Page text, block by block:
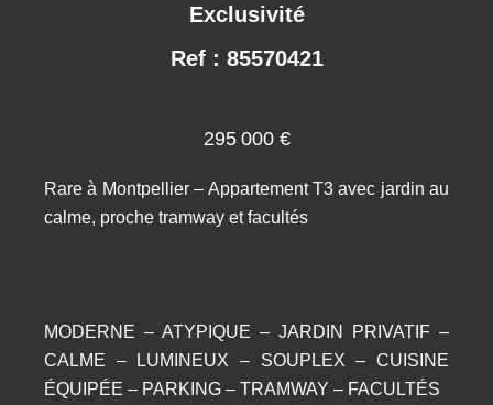
Exclusivité
Ref : 85570421
295 000 €
Rare à Montpellier – Appartement T3 avec jardin au
calme, proche tramway et facultés
MODERNE – ATYPIQUE – JARDIN PRIVATIF –
CALME – LUMINEUX – SOUPLEX – CUISINE
ÉQUIPÉE – PARKING – TRAMWAY – FACULTÉS